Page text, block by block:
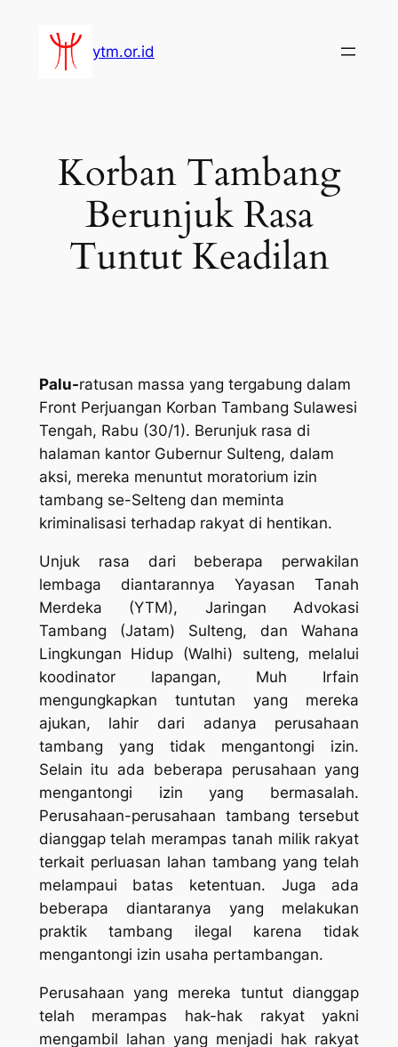
konten
ytm.or.id
Korban Tambang
Berunjuk Rasa
Tuntut Keadilan
Palu-ratusan massa yang tergabung dalam
Front Perjuangan Korban Tambang Sulawesi
Tengah, Rabu (30/1). Berunjuk rasa di
halaman kantor Gubernur Sulteng, dalam
aksi, mereka menuntut moratorium izin
tambang se-Selteng dan meminta
kriminalisasi terhadap rakyat di hentikan.
Unjuk rasa dari beberapa perwakilan
lembaga diantarannya Yayasan Tanah
Merdeka (YTM), Jaringan Advokasi
Tambang (Jatam) Sulteng, dan Wahana
Lingkungan Hidup (Walhi) sulteng, melalui
koodinator lapangan, Muh Irfain
mengungkapkan tuntutan yang mereka
ajukan, lahir dari adanya perusahaan
tambang yang tidak mengantongi izin.
Selain itu ada beberapa perusahaan yang
mengantongi izin yang bermasalah.
Perusahaan-perusahaan tambang tersebut
dianggap telah merampas tanah milik rakyat
terkait perluasan lahan tambang yang telah
melampaui batas ketentuan. Juga ada
beberapa diantaranya yang melakukan
praktik tambang ilegal karena tidak
mengantongi izin usaha pertambangan.
Perusahaan yang mereka tuntut dianggap
telah merampas hak-hak rakyat yakni
mengambil lahan yang menjadi hak rakyat